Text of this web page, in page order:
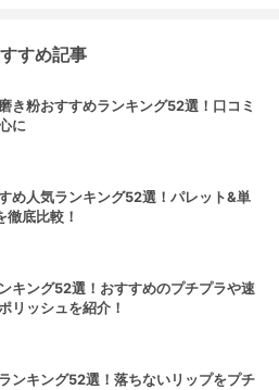
すめ記事
き粉おすすめランキング52選！口コミ
に
め人気ランキング52選！パレット&単
徹底比較！
キング52選！おすすめのプチプラや速
リッシュを紹介！
ンキング52選！落ちないリップをプチ